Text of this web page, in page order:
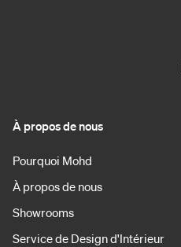
À propos de nous
Pourquoi Mohd
À propos de nous
Showrooms
Service de Design d'Intérieur